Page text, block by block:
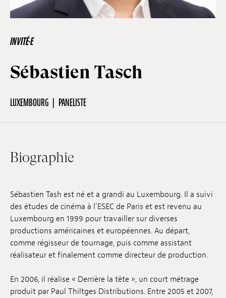
Infos pratiques
Jeune Public
FR EN DE
Emplois
Archives
INVITÉ·E
Sébastien Tasch
LUXEMBOURG PANELISTE
Biographie
Sébastien Tash est né et a grandi au Luxembourg. Il a suivi
des études de cinéma à l’ESEC de Paris et est revenu au
Luxembourg en 1999 pour travailler sur diverses
productions américaines et européennes. Au départ,
comme régisseur de tournage, puis comme assistant
réalisateur et finalement comme directeur de production.
En 2006, il réalise « Derrière la tête », un court métrage
produit par Paul Thiltges Distributions. Entre 2005 et 2007,